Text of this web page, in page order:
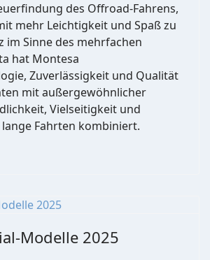
des Offroad-Fahrens,
mehr Leichtigkeit und Spaß zu
im Sinne des mehrfachen
hat Montesa
Zuverlässigkeit und Qualität
mit außergewöhnlicher
Vielseitigkeit und
Fahrten kombiniert.
Modelle 2025